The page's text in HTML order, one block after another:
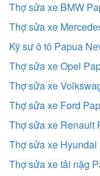
Thợ sửa xe BMW
Thợ sửa xe
Kỹ sư ô tô Papua
Thợ sửa xe Opel
Thợ sửa xe
Thợ sửa xe Ford
Thợ sửa xe Renault
Thợ sửa xe
Thợ sửa xe tải nặg